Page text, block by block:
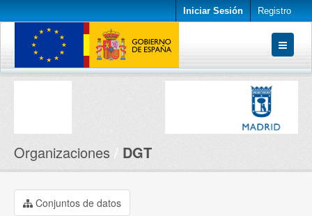
Iniciar Sesión Registro
Conjuntos de datos
Organizaciones DGT
Conjuntos de datos